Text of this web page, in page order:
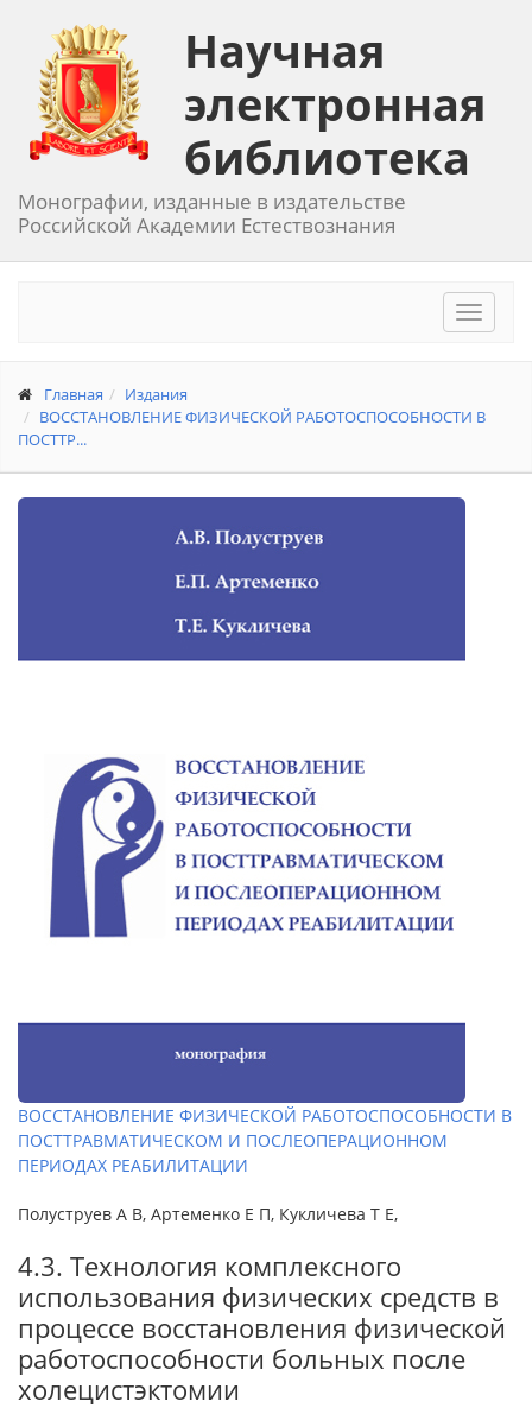
Научная
электронная
библиотека
Монографии, изданные в издательстве
Российской Академии Естествознания
Toggle
Главная
Издания
ВОССТАНОВЛЕНИЕ ФИЗИЧЕСКОЙ РАБОТОСПОСОБНОСТИ В
ПОСТТР...
ВОССТАНОВЛЕНИЕ ФИЗИЧЕСКОЙ РАБОТОСПОСОБНОСТИ В
ПОСТТРАВМАТИЧЕСКОМ И ПОСЛЕОПЕРАЦИОННОМ
ПЕРИОДАХ РЕАБИЛИТАЦИИ
Полуструев А В, Артеменко Е П, Кукличева Т Е,
4.3. Технология комплексного
использования физических средств в
процессе восстановления физической
работоспособности больных после
холецистэктомии